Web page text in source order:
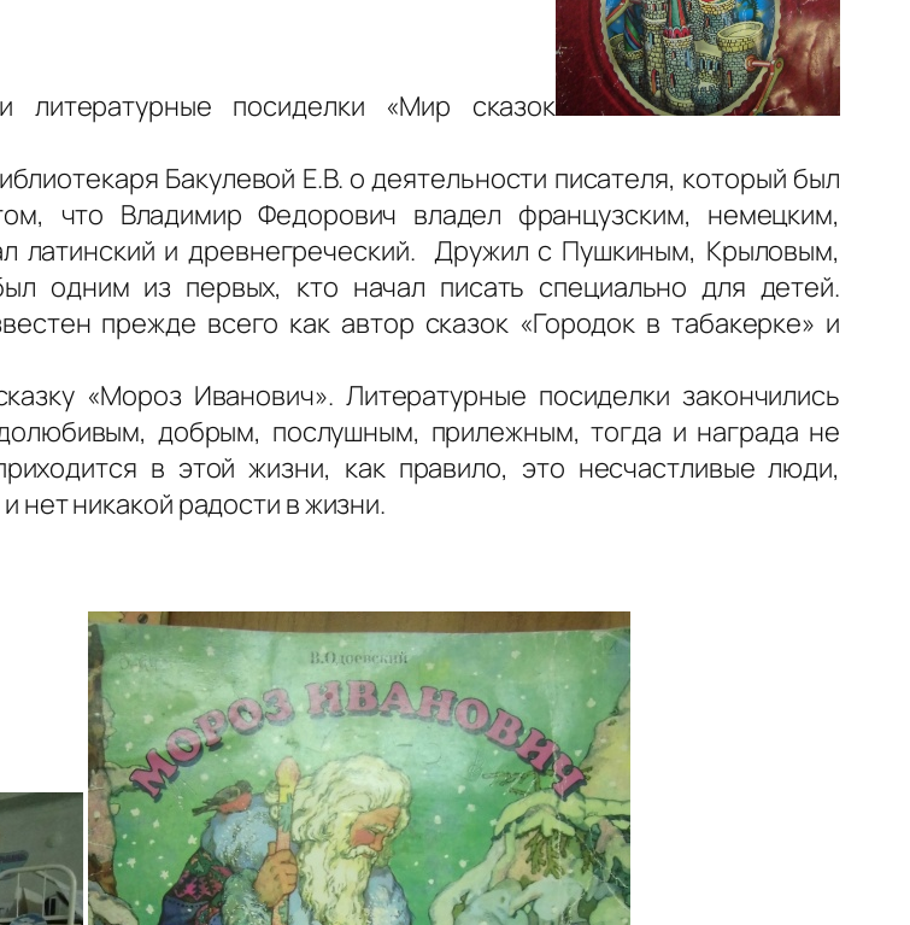
посиделки «Мир сказок
Бакулевой Е.В. о деятельности писателя, который был
что Владимир Федорович владел французским, немецким,
латинский и древнегреческий. Дружил с Пушкиным, Крыловым,
одним из первых, кто начал писать специально для детей.
прежде всего как автор сказок «Городок в табакерке» и
«Мороз Иванович». Литературные посиделки закончились
добрым, послушным, прилежным, тогда и награда не
в этой жизни, как правило, это несчастливые люди,
нет никакой радости в жизни.